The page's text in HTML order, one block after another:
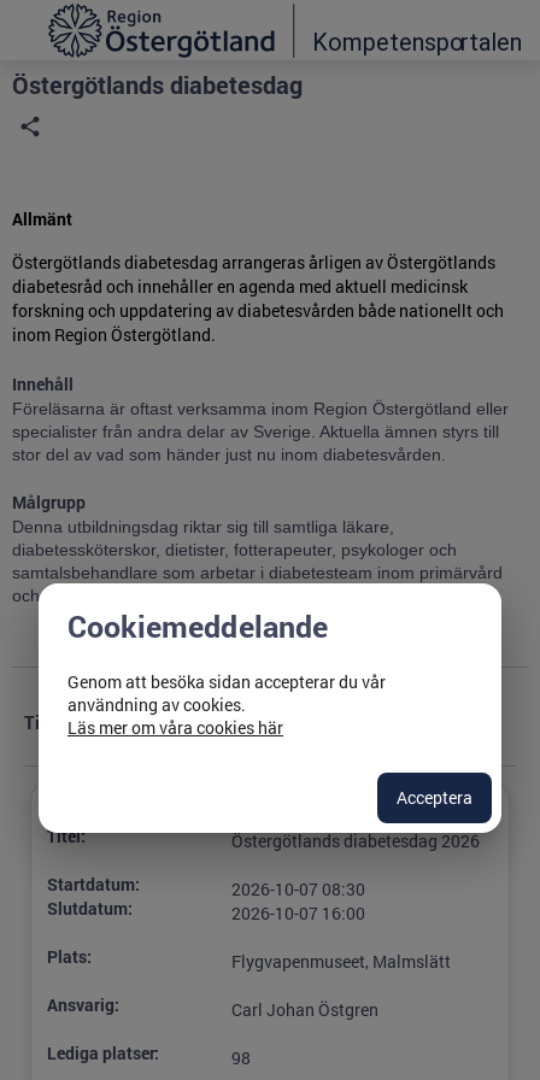
Grade
Portal
Östergötlands diabetesdag
Allmänt
Östergötlands diabetesdag arrangeras årligen av Östergötlands
diabetesråd och innehåller en agenda med aktuell medicinsk
forskning och uppdatering av diabetesvården både nationellt och
inom Region Östergötland.
Innehåll
Föreläsarna är oftast verksamma inom Region Östergötland eller
specialister från andra delar av Sverige. Aktuella ämnen styrs till
stor del av vad som händer just nu inom diabetesvården.
Målgrupp
Denna utbildningsdag riktar sig till samtliga läkare,
diabetessköterskor, dietister, fotterapeuter, psykologer och
samtalsbehandlare som arbetar i diabetesteam inom primärvård
och specialistvård.
Tillfällen
Titel:
Östergötlands diabetesdag 2026
Startdatum:
Slutdatum:
2026-10-07 08:30
2026-10-07 16:00
Plats:
Flygvapenmuseet, Malmslätt
Ansvarig:
Carl Johan Östgren
Lediga platser:
98
Cookiemeddelande
Genom att besöka sidan accepterar du vår
användning av cookies.
Läs mer om våra cookies här
Acceptera